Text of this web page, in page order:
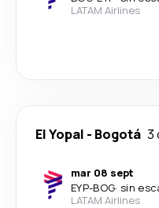
LATAM Airlines
El Yopal - Bogotá 3
mar 08 sept
EYP-BOG· sin
LATAM Airlines